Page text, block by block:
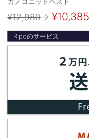
¥12,980→ ¥10,385
Ripoのサービス